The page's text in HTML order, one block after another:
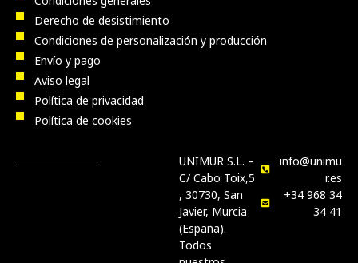
Derecho de desistimiento
Condiciones de personalización y producción
Envío y pago
Aviso legal
Política de privacidad
Política de cookies
UNIMUR S.L. –
C/ Cabo Toix,5
, 30730, San
Javier, Murcia
(España).
Todos
info@unimu
r.es
+34 968 34
34 41